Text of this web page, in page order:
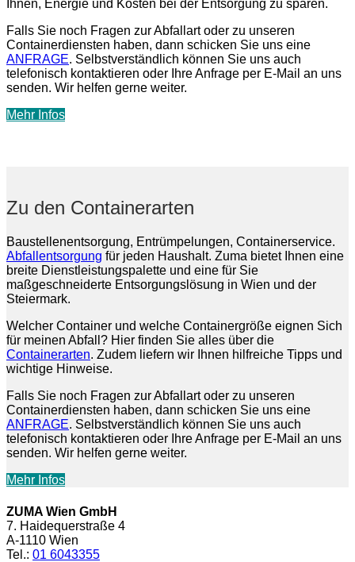
Ihnen, Energie und Kosten bei der Entsorgung zu sparen.
Falls Sie noch Fragen zur Abfallart oder zu unseren
Containerdiensten haben, dann schicken Sie uns eine
ANFRAGE. Selbstverständlich können Sie uns auch
telefonisch kontaktieren oder Ihre Anfrage per E-Mail an uns
senden. Wir helfen gerne weiter.
Mehr Infos
Zu den Containerarten
Baustellenentsorgung, Entrümpelungen, Containerservice.
Abfallentsorgung für jeden Haushalt. Zuma bietet Ihnen eine
breite Dienstleistungspalette und eine für Sie
maßgeschneiderte Entsorgungslösung in Wien und der
Steiermark.
Welcher Container und welche Containergröße eignen Sich
für meinen Abfall? Hier finden Sie alles über die
Containerarten. Zudem liefern wir Ihnen hilfreiche Tipps und
wichtige Hinweise.
Falls Sie noch Fragen zur Abfallart oder zu unseren
Containerdiensten haben, dann schicken Sie uns eine
ANFRAGE. Selbstverständlich können Sie uns auch
telefonisch kontaktieren oder Ihre Anfrage per E-Mail an uns
senden. Wir helfen gerne weiter.
Mehr Infos
ZUMA Wien GmbH
7. Haidequerstraße 4
A-1110 Wien
Tel.: 01 6043355